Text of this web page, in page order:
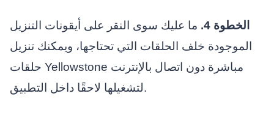
الخطوة 4.
ما عليك سوى النقر على أيقونات التنزيل
الموجودة خلف الحلقات التي تحتاجها، ويمكنك تنزيل
حلقات Yellowstone مباشرة دون اتصال بالإنترنت
لتشغيلها لاحقًا داخل التطبيق.